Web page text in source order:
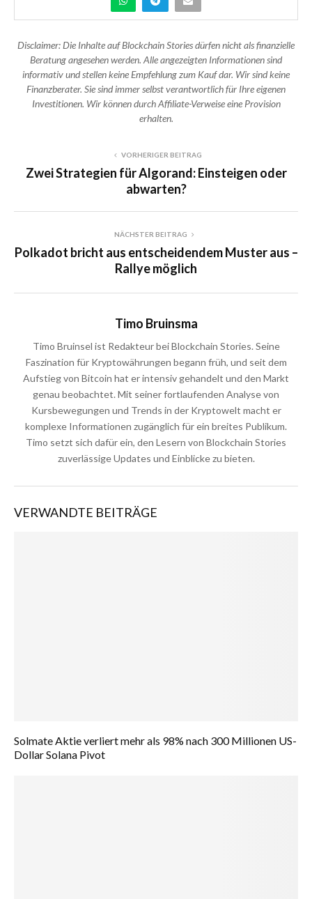
Disclaimer: Die Inhalte auf Blockchain Stories dürfen nicht als finanzielle
Beratung angesehen werden. Alle angezeigten Informationen sind
informativ und stellen keine Empfehlung zum Kauf dar. Wir sind keine
Finanzberater. Sie sind immer selbst verantwortlich für Ihre eigenen
Investitionen. Wir können durch Affiliate-Verweise eine Provision
erhalten.
VORHERIGER BEITRAG
Zwei Strategien für Algorand: Einsteigen oder
abwarten?
NÄCHSTER BEITRAG
Polkadot bricht aus entscheidendem Muster aus –
Rallye möglich
Timo Bruinsma
Timo Bruinsel ist Redakteur bei Blockchain Stories. Seine
Faszination für Kryptowährungen begann früh, und seit dem
Aufstieg von Bitcoin hat er intensiv gehandelt und den Markt
genau beobachtet. Mit seiner fortlaufenden Analyse von
Kursbewegungen und Trends in der Kryptowelt macht er
komplexe Informationen zugänglich für ein breites Publikum.
Timo setzt sich dafür ein, den Lesern von Blockchain Stories
zuverlässige Updates und Einblicke zu bieten.
VERWANDTE BEITRÄGE
Solmate Aktie verliert mehr als 98% nach 300 Millionen US-
Dollar Solana Pivot